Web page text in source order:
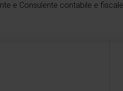
e Consulente contabile e fiscale